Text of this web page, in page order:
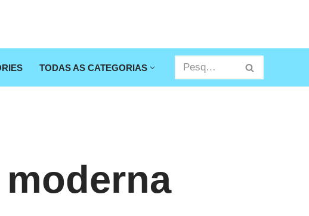
TODAS AS CATEGORIAS